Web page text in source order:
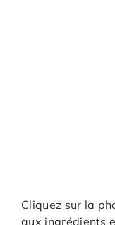
Cliquez sur la
aux ingrédients